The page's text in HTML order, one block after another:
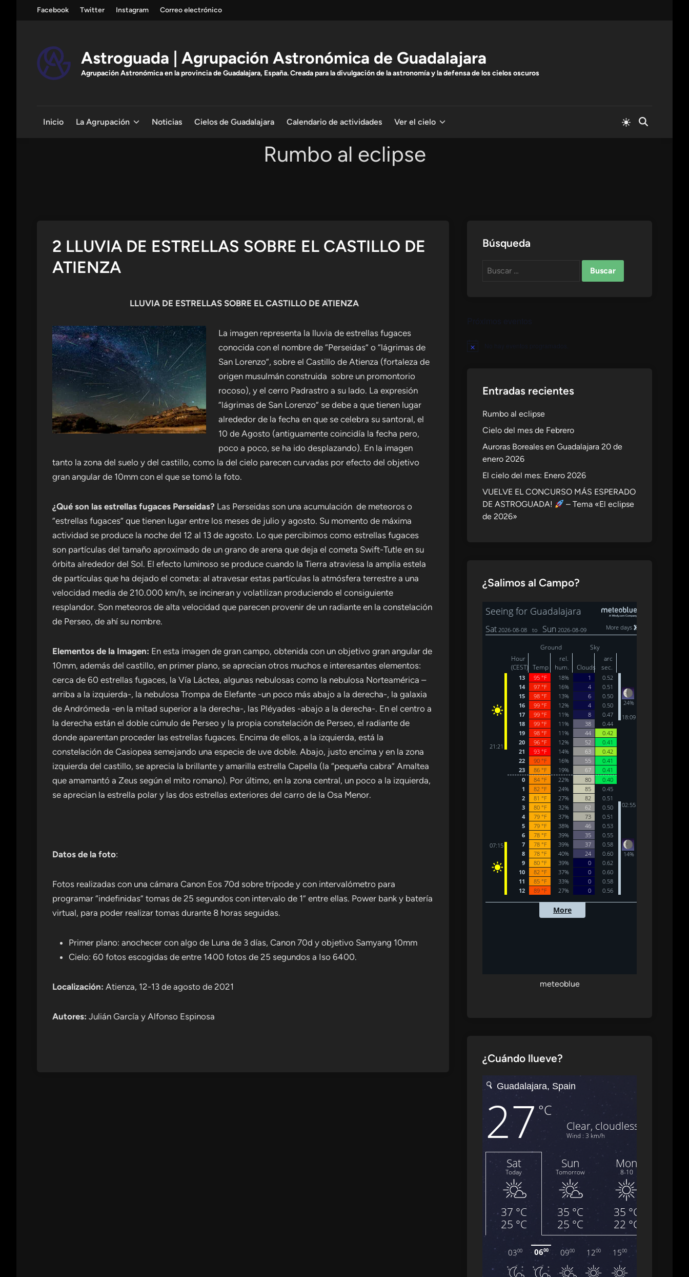
Facebook Twitter Instagram Correo electrónico
Astroguada | Agrupación Astronómica de Guadalajara
Agrupación Astronómica en la provincia de Guadalajara, España. Creada para la divulgación de la astronomía y la defensa de los cielos oscuros
Inicio La Agrupación Noticias Cielos de Guadalajara Calendario de actividades Ver el cielo
Cambiar
a
Abrir
Rumbo al eclipse
2 LLUVIA DE ESTRELLAS SOBRE EL CASTILLO DE
ATIENZA
LLUVIA DE ESTRELLAS SOBRE EL CASTILLO DE ATIENZA
La imagen representa la lluvia de estrellas fugaces
conocida con el nombre de “Perseidas” o “lágrimas de
San Lorenzo”, sobre el Castillo de Atienza (fortaleza de
origen musulmán construida sobre un promontorio
rocoso), y el cerro Padrastro a su lado. La expresión
“lágrimas de San Lorenzo” se debe a que tienen lugar
alrededor de la fecha en que se celebra su santoral, el
10 de Agosto (antiguamente coincidía la fecha pero,
poco a poco, se ha ido desplazando). En la imagen
tanto la zona del suelo y del castillo, como la del cielo parecen curvadas por efecto del objetivo
gran angular de 10mm con el que se tomó la foto.
¿Qué son las estrellas fugaces Perseidas? Las Perseidas son una acumulación de meteoros o
“estrellas fugaces” que tienen lugar entre los meses de julio y agosto. Su momento de máxima
actividad se produce la noche del 12 al 13 de agosto. Lo que percibimos como estrellas fugaces
son partículas del tamaño aproximado de un grano de arena que deja el cometa Swift-Tutle en su
órbita alrededor del Sol. El efecto luminoso se produce cuando la Tierra atraviesa la amplia estela
de partículas que ha dejado el cometa: al atravesar estas partículas la atmósfera terrestre a una
velocidad media de 210.000 km/h, se incineran y volatilizan produciendo el consiguiente
resplandor. Son meteoros de alta velocidad que parecen provenir de un radiante en la constelación
de Perseo, de ahí su nombre.
Elementos de la Imagen: En esta imagen de gran campo, obtenida con un objetivo gran angular de
10mm, además del castillo, en primer plano, se aprecian otros muchos e interesantes elementos:
cerca de 60 estrellas fugaces, la Vía Láctea, algunas nebulosas como la nebulosa Norteamérica –
arriba a la izquierda-, la nebulosa Trompa de Elefante -un poco más abajo a la derecha-, la galaxia
de Andrómeda -en la mitad superior a la derecha-, las Pléyades -abajo a la derecha-. En el centro a
la derecha están el doble cúmulo de Perseo y la propia constelación de Perseo, el radiante de
donde aparentan proceder las estrellas fugaces. Encima de ellos, a la izquierda, está la
constelación de Casiopea semejando una especie de uve doble. Abajo, justo encima y en la zona
izquierda del castillo, se aprecia la brillante y amarilla estrella Capella (la “pequeña cabra” Amaltea
que amamantó a Zeus según el mito romano). Por último, en la zona central, un poco a la izquierda,
se aprecian la estrella polar y las dos estrellas exteriores del carro de la Osa Menor.
Datos de la foto:
Fotos realizadas con una cámara Canon Eos 70d sobre trípode y con intervalómetro para
programar “indefinidas” tomas de 25 segundos con intervalo de 1” entre ellas. Power bank y batería
virtual, para poder realizar tomas durante 8 horas seguidas.
Primer plano: anochecer con algo de Luna de 3 días, Canon 70d y objetivo Samyang 10mm
Cielo: 60 fotos escogidas de entre 1400 fotos de 25 segundos a Iso 6400.
Localización: Atienza, 12-13 de agosto de 2021
Autores: Julián García y Alfonso Espinosa
Búsqueda
Buscar:
Aviso
Entradas recientes
Rumbo al eclipse
Cielo del mes de Febrero
Auroras Boreales en Guadalajara 20 de
enero 2026
El cielo del mes: Enero 2026
VUELVE EL CONCURSO MÁS ESPERADO
DE ASTROGUADA!
– Tema «El eclipse
de 2026»
¿Salimos al Campo?
meteoblue
¿Cuándo llueve?